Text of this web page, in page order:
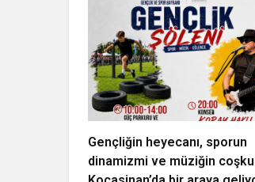
Gençliğin heyecanı, sporun
dinamizmi ve müziğin